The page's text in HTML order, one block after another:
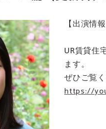
【出演情
UR賃貸住
ます。
ぜひご覧く
https://